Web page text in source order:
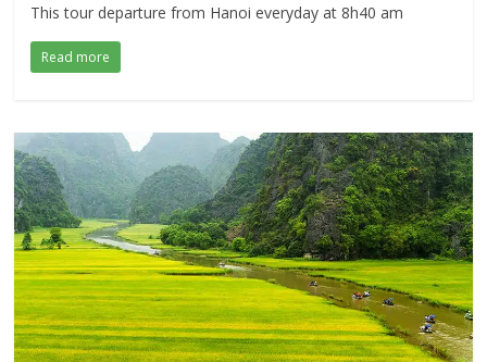
This tour departure from Hanoi everyday at 8h40 am
Read more